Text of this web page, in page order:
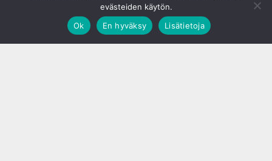
evästeiden käytön.
Ok
En hyväksy Lisätietoja